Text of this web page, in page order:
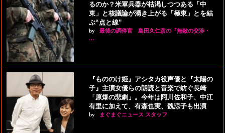
るのか？米軍兵器が枯渇しつつある「中
東」と核議論が湧き上がる「極東」とを結
ぶ“点と線”
by
最後の調停官 島田久仁彦の『無敵の交渉・
…
『もののけ姫』アシタカ役声優と『太陽の
子』主演女優らの朗読と音楽で紡ぐ長崎
「原爆の悲劇」。今年は阿川佐和子、中江
有里に加えて、有森也実、魏涼子も出演
by まぐまぐニュース スタッフ